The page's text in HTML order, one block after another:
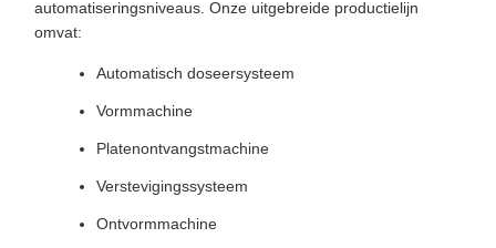
automatiseringsniveaus. Onze uitgebreide productielijn
omvat:
Automatisch doseersysteem
Vormmachine
Platenontvangstmachine
Verstevigingssysteem
Ontvormmachine